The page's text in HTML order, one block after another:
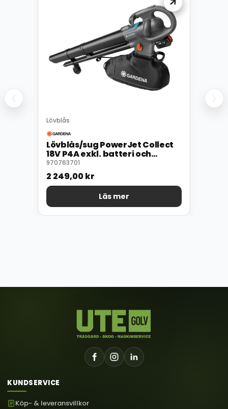
Lövblås
Lövblås/sug PowerJet Collect
18V P4A exkl. batteri och
laddare
970763701
2 249,00kr
Läs mer
KUNDSERVICE
Köp- & leveransvillkor